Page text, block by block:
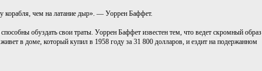
корабля, чем на латание дыр». — Уоррен Баффет.
обуздать свои траты. Уоррен Баффет известен тем, что ведет скромный образ
в доме, который купил в 1958 году за 31 800 долларов, и ездит на подержанном